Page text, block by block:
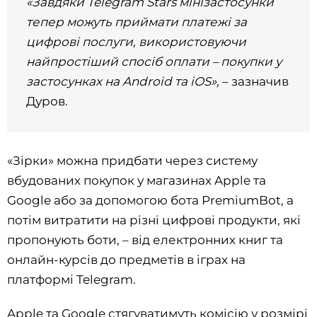
тепер можуть приймати платежі за
цифрові послуги, використовуючи
найпростіший спосіб оплати – покупки у
застосунках на Android та iOS», – зазначив
Дуров.
«Зірки» можна придбати через систему
вбудованих покупок у магазинах Apple та
Google або за допомогою бота PremiumBot, а
потім витратити на різні цифрові продукти, які
пропонують боти, – від електронних книг та
онлайн-курсів до предметів в іграх на
платформі Telegram.
Apple та Google стягуватимуть комісію у розмірі